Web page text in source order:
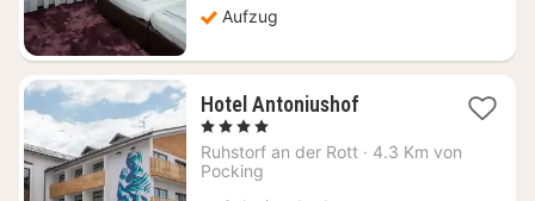
Aufzug
Hotel Antoniushof1
ab
, 4 Sterne
Ruhstorf an der Rott · 4.3 Km von
Pocking